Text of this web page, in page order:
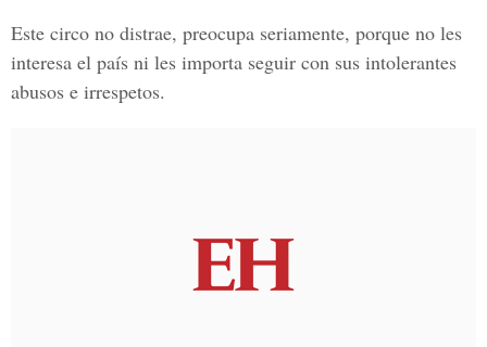
Este circo no distrae, preocupa seriamente, porque no les
interesa el país ni les importa seguir con sus intolerantes
abusos e irrespetos.